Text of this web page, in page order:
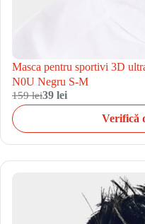
Masca pentru sportivi 3D
N0U Negru S-M
159 lei39 lei
Verifică